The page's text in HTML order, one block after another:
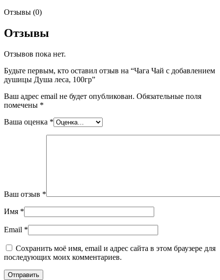
Отзывы (0)
Отзывы
Отзывов пока нет.
Будьте первым, кто оставил отзыв на “Чага Чай с добавлением
душицы Душа леса, 100гр”
Ваш адрес email не будет опубликован. Обязательные поля
помечены *
Ваша оценка *
Ваш отзыв *
Имя *
Email *
Сохранить моё имя, email и адрес сайта в этом браузере для
последующих моих комментариев.